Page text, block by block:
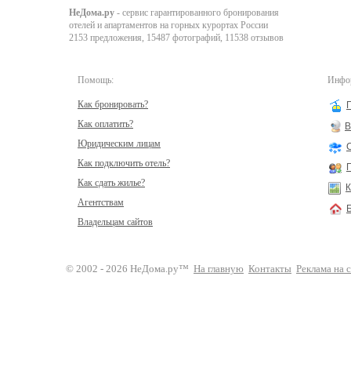
НеДома.ру - сервис гарантированного бронирования
отелей и апартаментов на горных курортах России
2153 предложения, 15487 фотографий, 11538 отзывов
Помощь:
Как бронировать?
Как оплатить?
Юридическим лицам
Как подключить отель?
Как сдать жилье?
Агентствам
Владельцам сайтов
© 2002 - 2026 НеДома.ру™ На главную Контакты Реклама на